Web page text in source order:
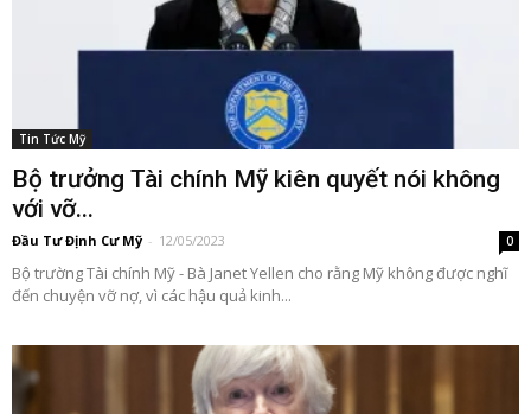
Tin Tức Mỹ
Bộ trưởng Tài chính Mỹ kiên quyết nói không
với vỡ...
Đầu Tư Định Cư Mỹ - 12/05/2023 0
Bộ trường Tài chính Mỹ - Bà Janet Yellen cho rằng Mỹ không được nghĩ
đến chuyện vỡ nợ, vì các hậu quả kinh...